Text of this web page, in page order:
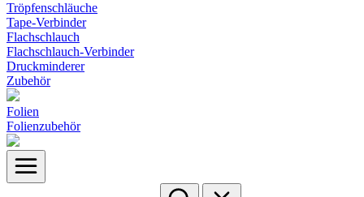
Tröpfenschläuche
Tape-Verbinder
Flachschlauch
Flachschlauch-Verbinder
Druckminderer
Zubehör
Folien
Folienzubehör